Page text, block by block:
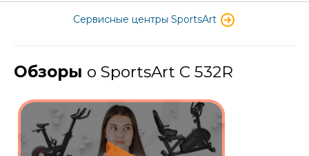
Сервисные центры SportsArt
Обзоры о SportsArt C 532R